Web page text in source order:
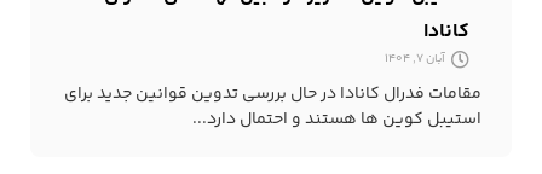
کانادا
آبان 7, 1404
مقامات فدرال کانادا در حال بررسی تدوین قوانین جدید برای
استیبل کوین ها هستند و احتمال دارد...